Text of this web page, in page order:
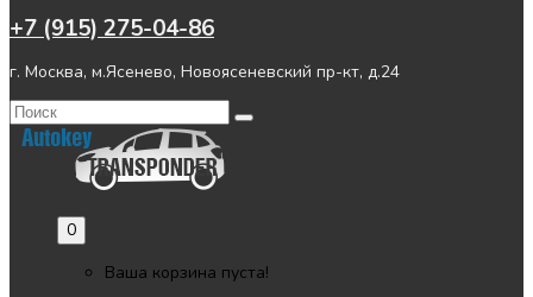
+7 (915) 275-04-86
г. Москва, м.Ясенево, Новоясеневский пр-кт, д.24
0
Ваша корзина пуста!